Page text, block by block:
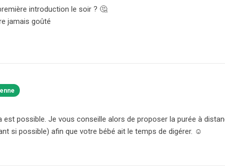
introduction le soir ? 🤔
jamais goûté
est possible. Je vous conseille alors de proposer la purée à
si possible) afin que votre bébé ait le temps de digérer. ☺️